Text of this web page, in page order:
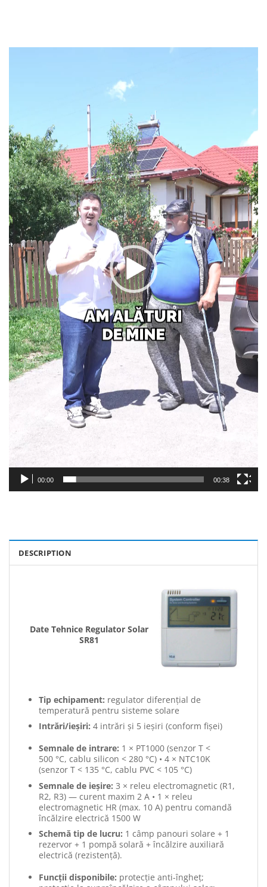
00:00 00:38
DESCRIPTION
Date Tehnice Regulator Solar
SR81
Tip echipament: regulator diferențial de
temperatură pentru sisteme solare
Intrări/ieșiri: 4 intrări și 5 ieșiri (conform fișei)
Semnale de intrare: 1 × PT1000 (senzor T <
500 °C, cablu silicon < 280 °C) • 4 × NTC10K
(senzor T < 135 °C, cablu PVC < 105 °C)
Semnale de ieșire: 3 × releu electromagnetic (R1,
R2, R3) — curent maxim 2 A • 1 × releu
electromagnetic HR (max. 10 A) pentru comandă
încălzire electrică 1500 W
Schemă tip de lucru: 1 câmp panouri solare + 1
rezervor + 1 pompă solară + încălzire auxiliară
electrică (rezistență).
Funcții disponibile: protecție anti-îngheț;